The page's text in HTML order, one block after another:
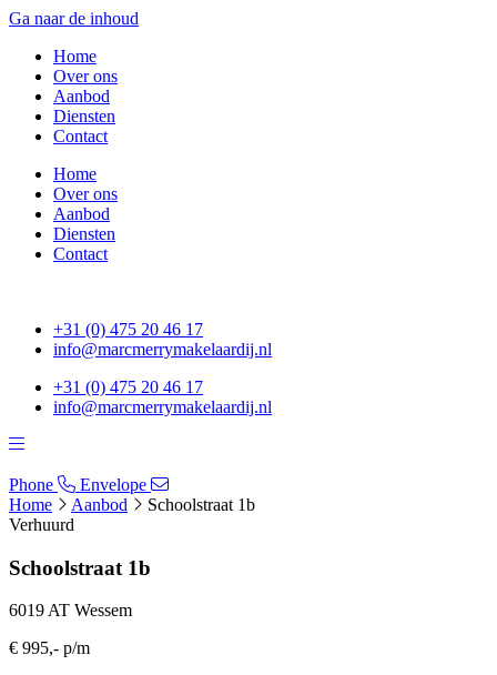
Ga naar de inhoud
Home
Over ons
Aanbod
Diensten
Contact
Home
Over ons
Aanbod
Diensten
Contact
+31 (0) 475 20 46 17
info@marcmerrymakelaardij.nl
+31 (0) 475 20 46 17
info@marcmerrymakelaardij.nl
Phone
Envelope
Home
Aanbod
Schoolstraat 1b
Verhuurd
Schoolstraat 1b
6019 AT Wessem
€ 995,- p/m